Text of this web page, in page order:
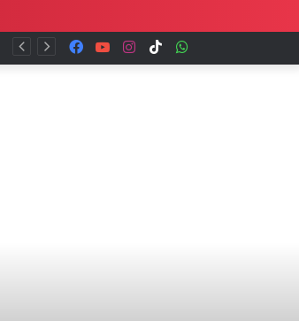
TikTok
Instagram
YouTube
Facebook